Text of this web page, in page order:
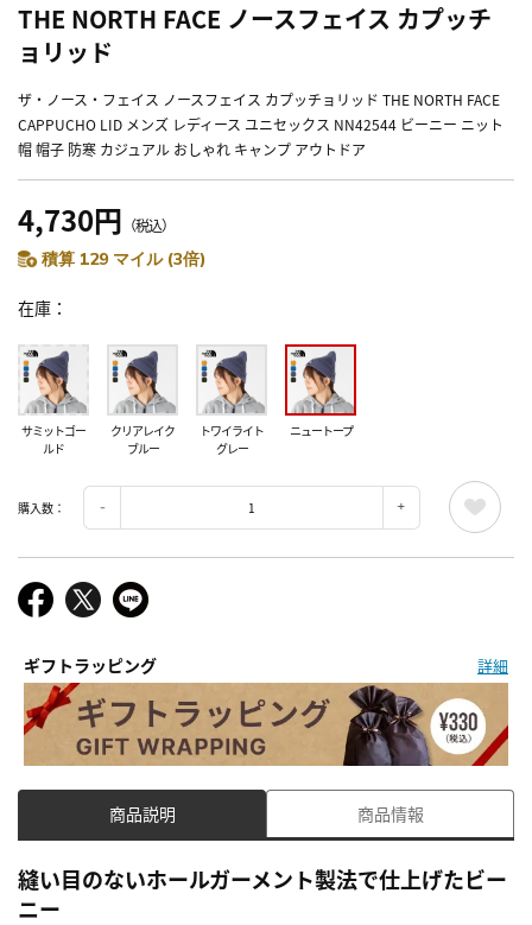
THE NORTH FACE ノースフェイス カプッチ
ョリッド
ザ・ノース・フェイス ノースフェイス カプッチョリッド THE NORTH FACE
CAPPUCHO LID メンズ レディース ユニセックス NN42544 ビーニー ニット
帽 帽子 防寒 カジュアル おしゃれ キャンプ アウトドア
4,730円 （税込）
積算 129 マイル (3倍)
在庫
サミットゴー
ルド
クリアレイク
ブルー
トワイライト
グレー
ニュートープ
購入数：
ギフトラッピング 詳細
商品説明 商品情報
縫い目のないホールガーメント製法で仕上げたビー
ニー